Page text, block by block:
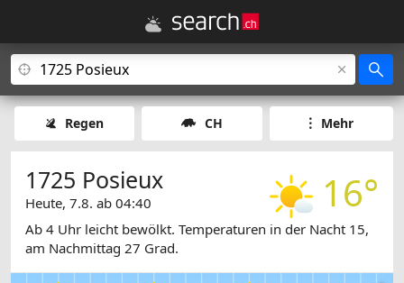
Regen CH Mehr
16°
1725 Posieux
Heute, 7.8. ab 04:40
Ab 4 Uhr leicht bewölkt. Temperaturen in der Nacht 15,
am Nachmittag 27 Grad.